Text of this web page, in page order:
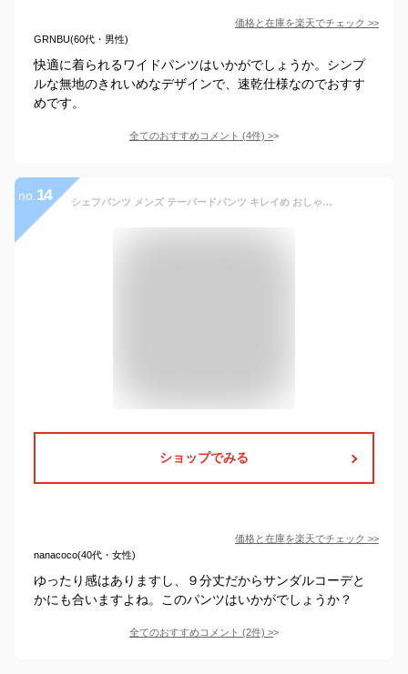
価格と在庫を楽天でチェック >>
GRNBU(60代・男性)
快適に着られるワイドパンツはいかがでしょうか。シンプ
ルな無地のきれいめなデザインで、速乾仕様なのでおすす
めです。
全てのおすすめコメント (4件) >
no. 14 シェフパンツ メンズ テーパードパンツ キレイめ おしゃれ 9分丈 大人カジュアル サルエルパンツ ワイドパンツ ツイード トラウザーズ ツータック タックパンツ スラックス 無地 セットアップ オフィス コーデ ウールライク 春 夏 秋 冬 ゆったり 大きいサイズ 30代 40代
ショップでみる
価格と在庫を楽天でチェック >>
nanacoco(40代・女性)
ゆったり感はありますし、９分丈だからサンダルコーデと
かにも合いますよね。このパンツはいかがでしょうか？
全てのおすすめコメント (2件) >